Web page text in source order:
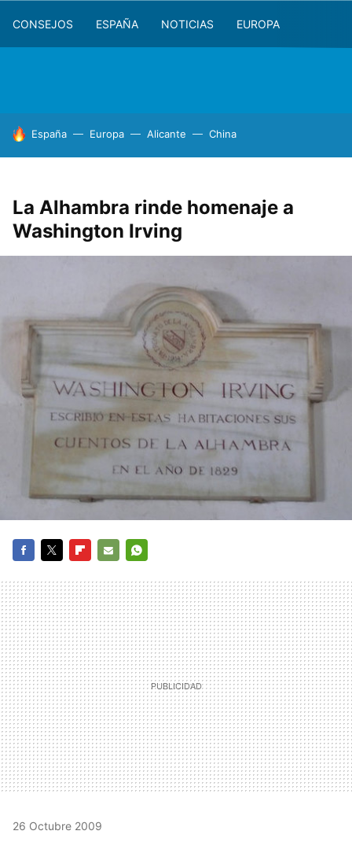
CONSEJOS ESPAÑA NOTICIAS EUROPA
HOY SE HABLA DE
España Europa Alicante China
La Alhambra rinde homenaje a
Washington Irving
MAIL
26 Octubre 2009